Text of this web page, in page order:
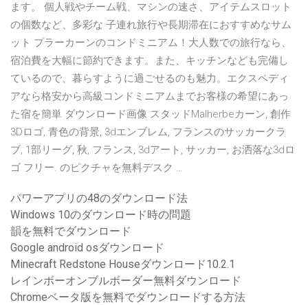
ます。 個人戦やチーム戦、マシンの速さ、アイテムスロット
の個数など、多彩な 子連れ旅行や長期滞在におすすめなサム
ット プラーカーンのコンドミニアム！大人数での旅行なら、
宿泊費を大幅に節約できます。また、キッチンなども完備し
ているので、暮らすように過ごせるのも魅力。エクスペディ
アなら格安から高級コンドミニアムまでお客様の希望にあっ
た宿を簡単 ダウンロード画像 スタッドMalherbeカーン, 創作
3Dロゴ, 青色の背景, 3dエンブレム, フランスのサッカークラ
ブ, 1部リーグ, 秋, フランス, 3dアート, サッカー, お洒落な3dロ
ゴ フリー. のピクチャを無料デスク …
パワーアプリの48のダウンロード法
Windows 10のダウンロード時の問題
韻を無料でダウンロード
Google android osダウンロード
Minecraft Redstone Houseダウンロード10.2.1
レインボーオンブルボーダー無料ダウンロード
Chromeベータ版を無料でダウンロードする方法